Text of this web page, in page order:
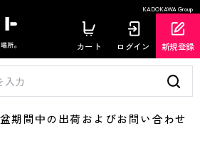
KADOKAWA Group
カート ログイン 新規登録
間中の出荷およびお問い合わせ